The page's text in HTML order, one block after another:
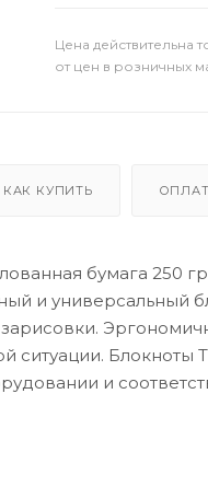
Цена действительна
от цен в розничных
КАК КУПИТЬ
бумага 250
и универсальный
ситуации.
и